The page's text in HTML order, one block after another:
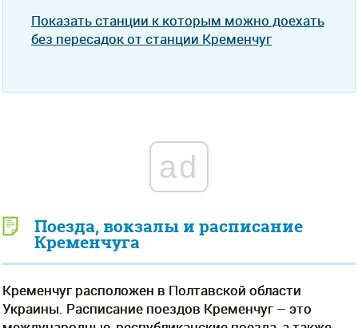
Поезда, вокзалы и расписание
Кременчуга
Кременчуг расположен в Полтавской области
Украины. Расписание поездов Кременчуг – это
Показать станции к которым можно доехать
без пересадок от станции Кременчуг
ad